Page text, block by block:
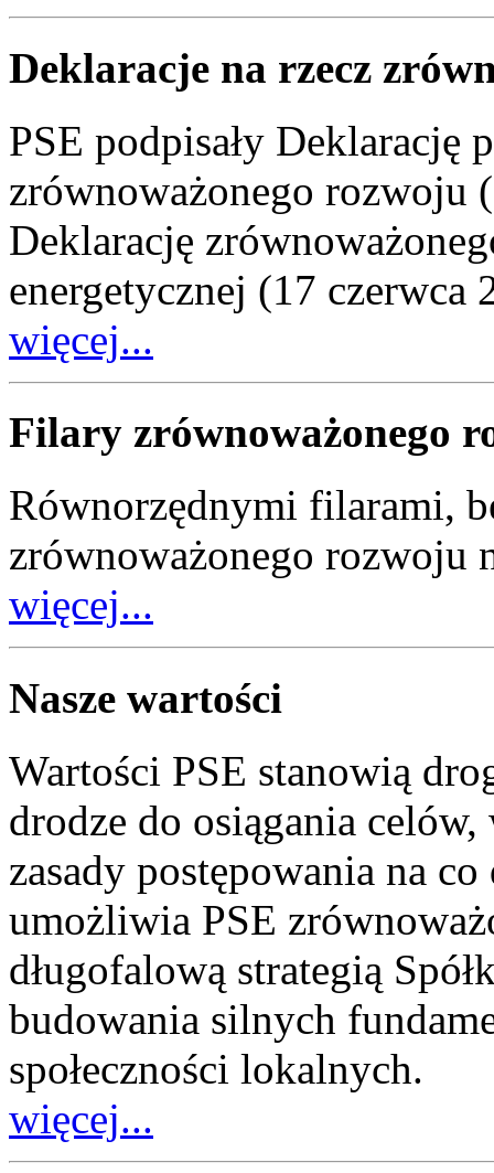
Deklaracje na rzecz
PSE podpisały Deklarację
zrównoważonego rozwoju
Deklarację
energetycznej (17 czerwca
więcej...
Filary zrównoważonego
Równorzędnymi filarami,
zrównoważonego rozwoju
więcej...
Nasze wartości
Wartości PSE stanowią
drodze do osiągania
zasady postępowania na
umożliwia PSE
długofalową strategią
budowania silnych
społeczności lokalnych.
więcej...